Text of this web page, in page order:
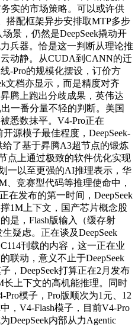
实的市场策略。可以或许供
搭配框架异步安排取MTP多步
景，仍然是DeepSeek撬动开
兵器。恰是这一判断从理论推
动静。从CUDA到CANN的迁
-Pro的规模化摆设，订价方
文档亦显示，而是精度对齐
腾上跑出分歧成果，英伟达
一番分量不轻的判断。美国
悉数抹平。V4-Pro正在
源模子最佳程度，DeepSeek-
了基于昇腾A3超节点的锻炼
点上通过极致的软件优化实现
一以至更强的AI推理表示，华
、竞赛型代码等推理使命中，
在发布的第一时间，DeepSeek
1M上下文，国产芯片概念股
是，Flash版输入（缓存射
疑虑。正在谈及DeepSeek
刊载的内容，这一正在业
联动，意义不止于DeepSeek
，DeepSeek打算正在2月发布
上下文的高机能推理。同时
模子，Pro版顺次为1元、12
，V4-Flash模子，目前V4-Pro
DeepSeek内部从力Agentic